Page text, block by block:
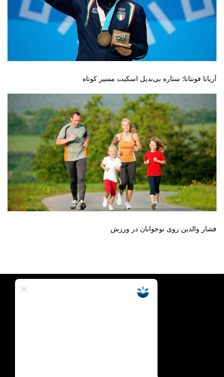
آریانا فونتانا؛ ستاره بی‌بدیل اسکیت مسیر کوتاه
فشار والدین روی نوجوانان در ورزش